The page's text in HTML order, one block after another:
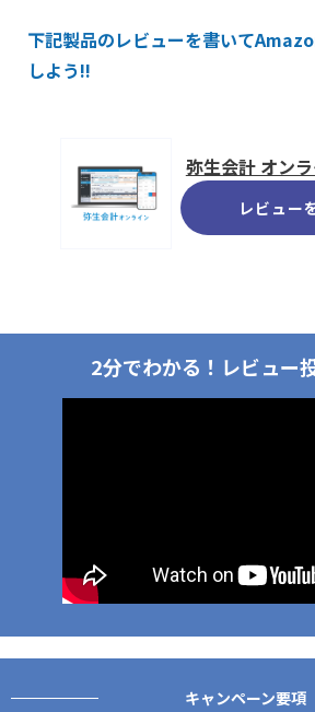
下記製品のレビューを書いて
しよう!!
弥生会計 オン
レビュー
2分でわかる！ レビュー
キャンペーン要項